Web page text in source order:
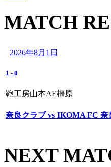
MATCH
2026年8月1日
1 - 0
鞄工房山本AF橿原
奈良クラブ vs IKOMA FC 奈
NEXT